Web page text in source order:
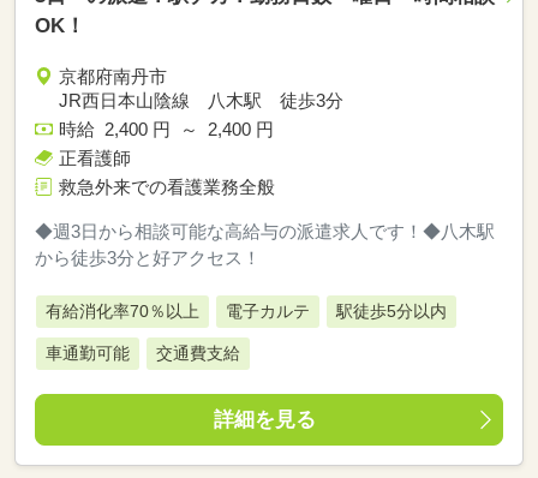
OK！
京都府南丹市
JR西日本山陰線 八木駅 徒歩3分
時給 2,400 円 ～ 2,400 円
正看護師
救急外来での看護業務全般
◆週3日から相談可能な高給与の派遣求人です！◆八木駅
から徒歩3分と好アクセス！
有給消化率70％以上 電子カルテ 駅徒歩5分以内
車通勤可能 交通費支給
詳細を見る